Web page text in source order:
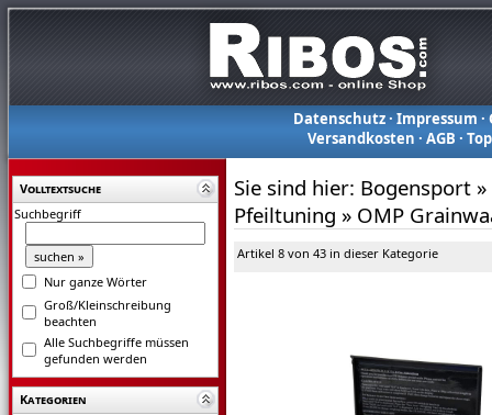
Datenschutz· Impressum ·
Versandkosten ·AGB ·
Volltextsuche
Suchbegriff
Nur ganze Wörter
Groß/Kleinschreibung
beachten
Alle Suchbegriffe müssen
gefunden werden
Kategorien
Sie sind hier: Bogensport »
Pfeiltuning » OMP
Artikel 8 von 43 in dieser Kategorie